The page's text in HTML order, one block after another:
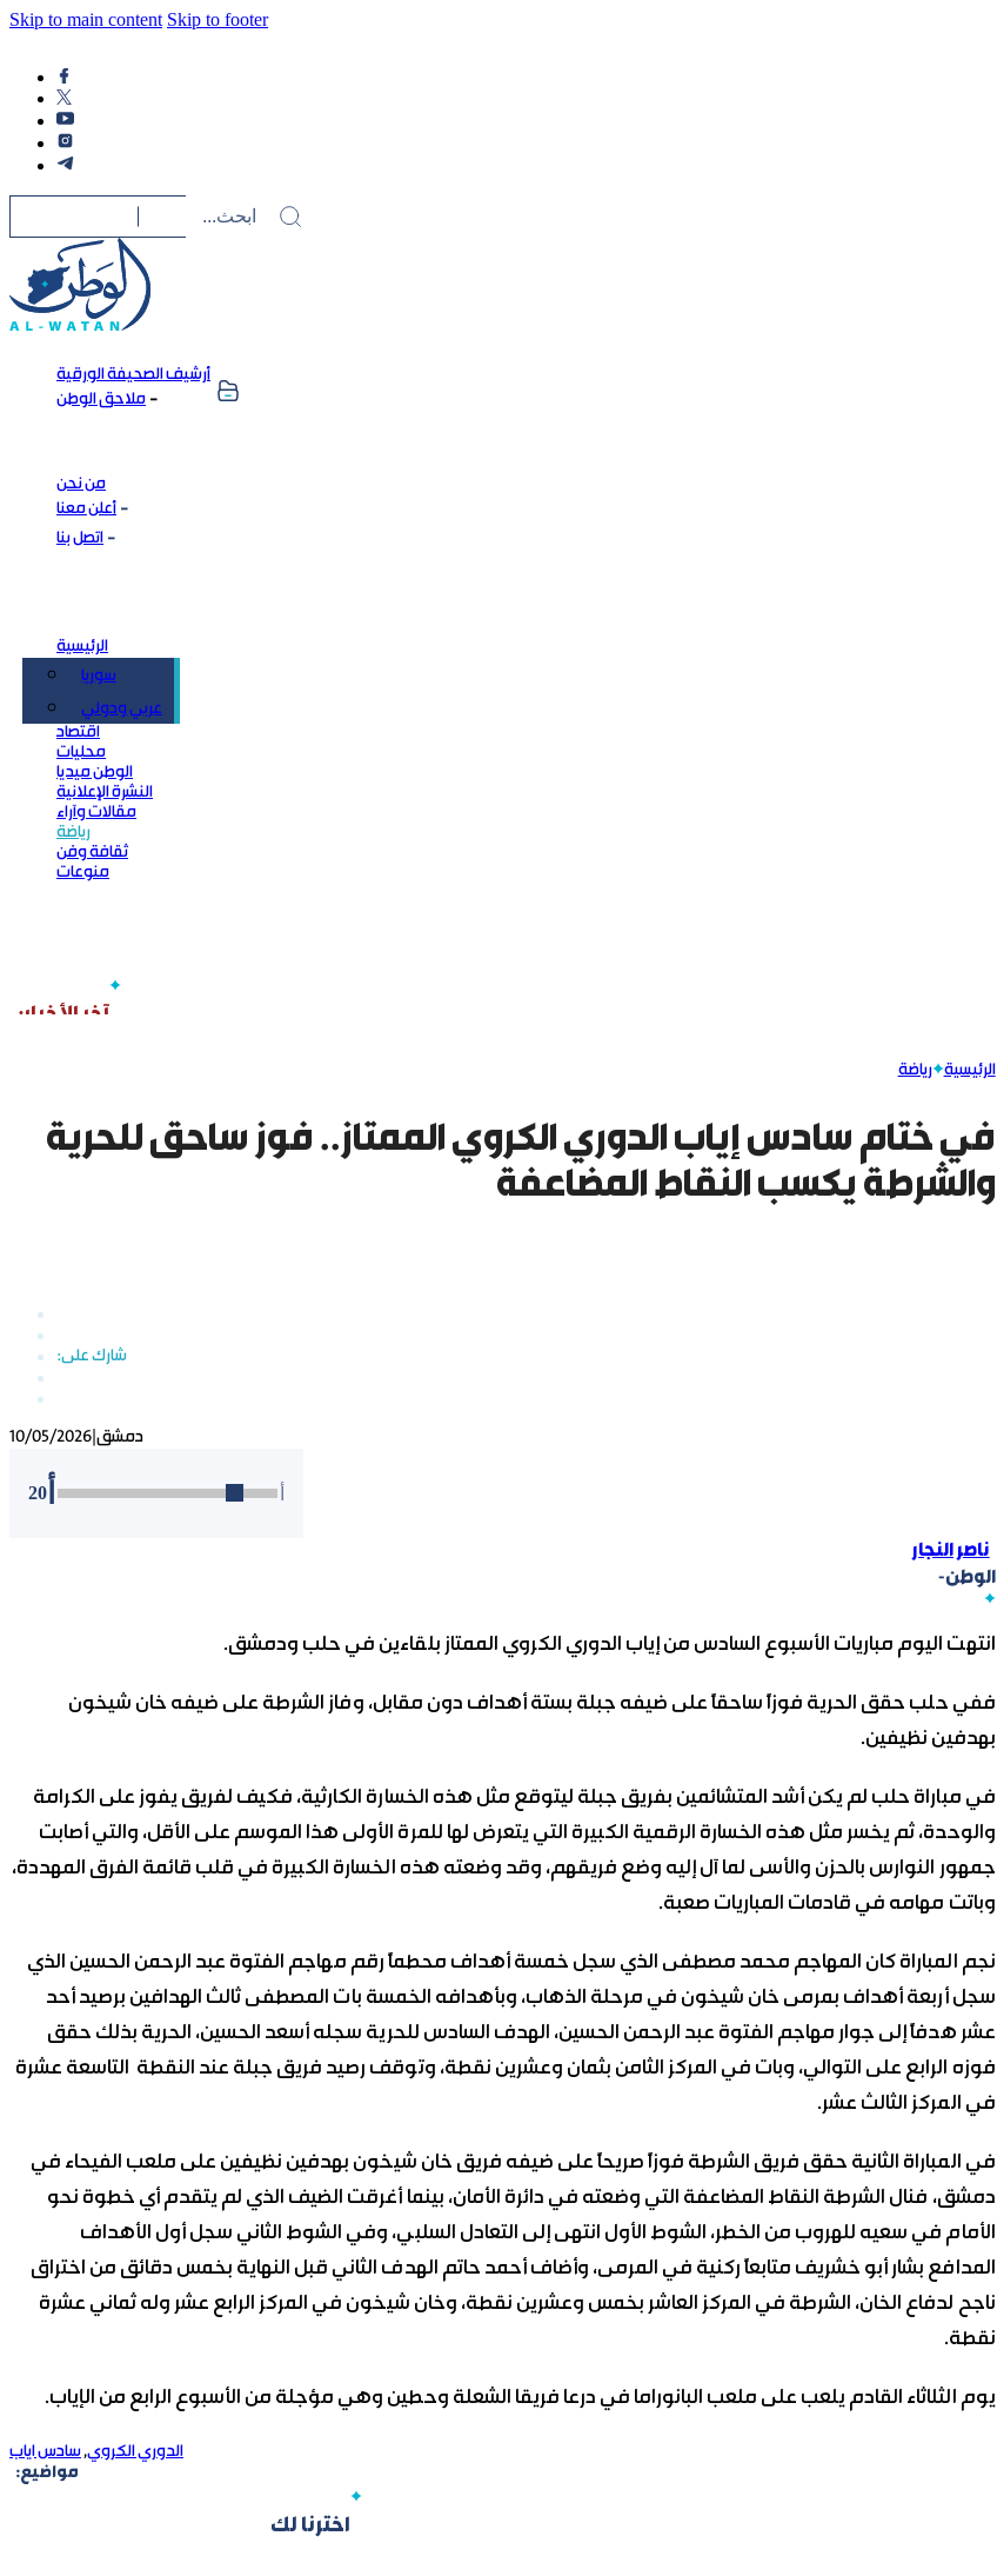
Skip to main content Skip to footer
أرشيف الصحيفة الورقية
ملاحق الوطن
من نحن
أعلن معنا
اتصل بنا
الرئيسية
سوريا
عربي ودولي
اقتصاد
محليات
الوطن ميديا
النشرة الإعلانية
مقالات وآراء
رياضة
ثقافة وفن
منوعات
الرئيسية رياضة
في ختام سادس إياب الدوري الكروي الممتاز.. فوز ساحق للحرية
والشرطة يكسب النقاط المضاعفة
10/05/2026 دمشق
20
ناصر النجار
الوطن-
انتهت اليوم مباريات الأسبوع السادس من إياب الدوري الكروي الممتاز بلقاءين في حلب ودمشق.
ففي حلب حقق الحرية فوزاً ساحقاً على ضيفه جبلة بستة أهداف دون مقابل، وفاز الشرطة على ضيفه خان شيخون
بهدفين نظيفين.
في مباراة حلب لم يكن أشد المتشائمين بفريق جبلة ليتوقع مثل هذه الخسارة الكارثية، فكيف لفريق يفوز على الكرامة
والوحدة، ثم يخسر مثل هذه الخسارة الرقمية الكبيرة التي يتعرض لها للمرة الأولى هذا الموسم على الأقل، والتي أصابت
جمهور النوارس بالحزن والأسى لما آل إليه وضع فريقهم، وقد وضعته هذه الخسارة الكبيرة في قلب قائمة الفرق المهددة،
وباتت مهامه في قادمات المباريات صعبة.
نجم المباراة كان المهاجم محمد مصطفى الذي سجل خمسة أهداف محطماً رقم مهاجم الفتوة عبد الرحمن الحسين الذي
سجل أربعة أهداف بمرمى خان شيخون في مرحلة الذهاب، وبأهدافه الخمسة بات المصطفى ثالث الهدافين برصيد أحد
عشر هدفاً إلى جوار مهاجم الفتوة عبد الرحمن الحسين، الهدف السادس للحرية سجله أسعد الحسين، الحرية بذلك حقق
فوزه الرابع على التوالي، وبات في المركز الثامن بثمان وعشرين نقطة، وتوقف رصيد فريق جبلة عند النقطة التاسعة عشرة
في المركز الثالث عشر.
في المباراة الثانية حقق فريق الشرطة فوزاً صريحاً على ضيفه فريق خان شيخون بهدفين نظيفين على ملعب الفيحاء في
دمشق، فنال الشرطة النقاط المضاعفة التي وضعته في دائرة الأمان، بينما أغرقت الضيف الذي لم يتقدم أي خطوة نحو
الأمام في سعيه للهروب من الخطر، الشوط الأول انتهى إلى التعادل السلبي، وفي الشوط الثاني سجل أول الأهداف
المدافع بشار أبو خشريف متابعاً ركنية في المرمى، وأضاف أحمد حاتم الهدف الثاني قبل النهاية بخمس دقائق من اختراق
ناجح لدفاع الخان، الشرطة في المركز العاشر بخمس وعشرين نقطة، وخان شيخون في المركز الرابع عشر وله ثماني عشرة
نقطة.
يوم الثلاثاء القادم يلعب على ملعب البانوراما في درعا فريقا الشعلة وحطين وهي مؤجلة من الأسبوع الرابع من الإياب.
الدوري الكروي,سادس اياب
مواضيع:
اخترنا لك